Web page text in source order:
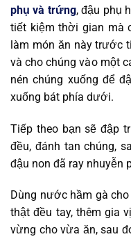
phụ và trứng, đậu phụ
tiết kiệm thời gian mà
làm món ăn này trước
và cho chúng vào một
nén chúng xuống để
xuống bát phía dưới.
Tiếp theo bạn sẽ đập
đều, đánh tan chúng,
đậu non đã ray nhuyễn
Dùng nước hầm gà
thật đều tay, thêm gia
vừng cho vừa ăn, sau